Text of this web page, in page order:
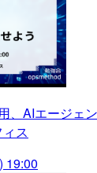
、AIエージェ
ス
19:00